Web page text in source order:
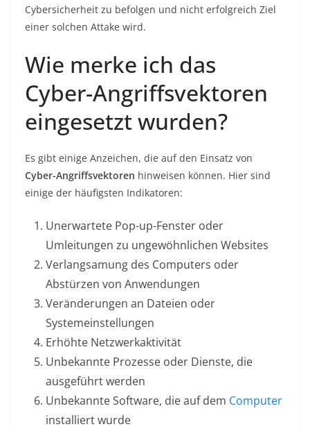
Cybersicherheit zu befolgen und nicht erfolgreich Ziel
einer solchen Attake wird.
Wie merke ich das
Cyber-Angriffsvektoren
eingesetzt wurden?
Es gibt einige Anzeichen, die auf den Einsatz von
Cyber-Angriffsvektoren hinweisen können. Hier sind
einige der häufigsten Indikatoren:
Unerwartete Pop-up-Fenster oder
Umleitungen zu ungewöhnlichen Websites
Verlangsamung des Computers oder
Abstürzen von Anwendungen
Veränderungen an Dateien oder
Systemeinstellungen
Erhöhte Netzwerkaktivität
Unbekannte Prozesse oder Dienste, die
ausgeführt werden
Unbekannte Software, die auf dem Computer
installiert wurde